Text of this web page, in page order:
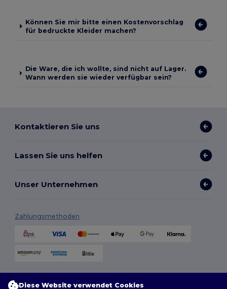
Können Sie mir bitte einen Kostenvorschlag
für bedruckte Kleider machen?
Die Ware, die ich wollte, sind nicht auf Lager.
Wann werden sie wieder verfügbar sein?
Kontaktieren Sie uns
Lassen Sie uns helfen
Unser Unternehmen
Zahlungsmethoden
Diese Website verwendet Cookies